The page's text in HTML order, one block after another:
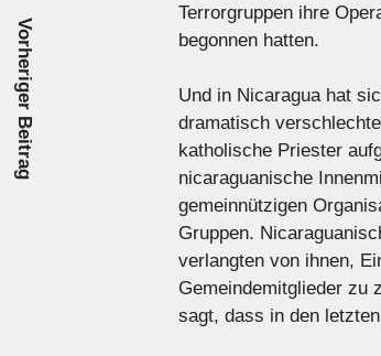
Terrorgruppen ihre
begonnen hatten.
Und in Nicaragua hat
dramatisch
katholische Priester
nicaraguanische
gemeinnützigen
Gruppen.
verlangten von ihnen,
Gemeindemitglieder zu
sagt, dass in den
Vorheriger Beitrag